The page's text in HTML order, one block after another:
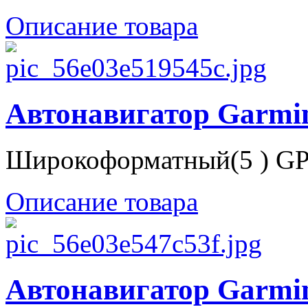
Описание товара
Автонавигатор
Широкоформатный(5 )
Описание товара
Автонавигатор